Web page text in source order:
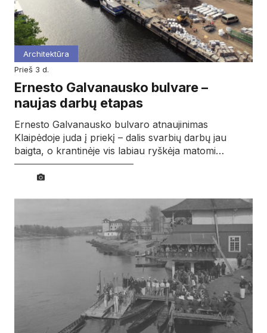
Architektūra
prieš 3 d.
Ernesto Galvanausko bulvare –
naujas darbų etapas
Ernesto Galvanausko bulvaro atnaujinimas
Klaipėdoje juda į priekį – dalis svarbių darbų jau
baigta, o krantinėje vis labiau ryškėja matomi…